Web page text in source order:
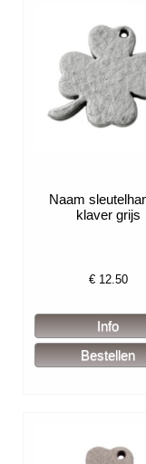
Naam
klaver grijs
€ 12.50